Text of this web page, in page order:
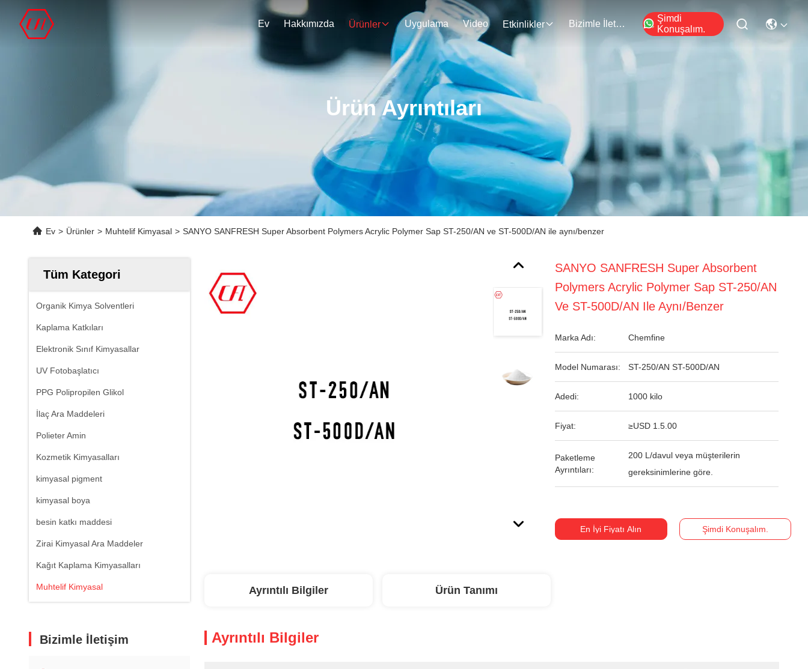
Ev Hakkımızda Ürünler Uygulama Video Etkinlikler Bizimle İletişim
Şimdi
Konuşalım.
Ürün Ayrıntıları
Ev > Ürünler > Muhtelif Kimyasal > SANYO SANFRESH Super Absorbent Polymers Acrylic Polymer Sap ST-250/AN ve ST-500D/AN ile aynı/benzer
Tüm Kategori
Organik Kimya Solventleri
Kaplama Katkıları
Elektronik Sınıf Kimyasallar
UV Fotobaşlatıcı
PPG Polipropilen Glikol
İlaç Ara Maddeleri
Polieter Amin
Kozmetik Kimyasalları
kimyasal pigment
kimyasal boya
besin katkı maddesi
Zirai Kimyasal Ara Maddeler
Kağıt Kaplama Kimyasalları
Muhtelif Kimyasal
Bizimle İletişim
SANYO SANFRESH Super Absorbent
Polymers Acrylic Polymer Sap ST-250/AN
Ve ST-500D/AN Ile Aynı/benzer
Marka Adı: Chemfine
Model Numarası: ST-250/AN ST-500D/AN
Adedi: 1000 kilo
Fiyat: ≥USD 1.5.00
Paketleme
Ayrıntıları:
200 L/davul veya müşterilerin
gereksinimlerine göre.
En İyi Fiyatı Alın Şimdi Konuşalım.
Ayrıntılı Bilgiler Ürün Tanımı
Ayrıntılı Bilgiler